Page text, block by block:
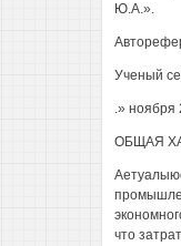
Ю.А.».
Ученый
.» ноября
ОБЩАЯ
что